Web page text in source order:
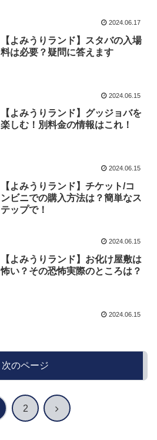
2024.06.17
【よみうりランド】スタバの入場
料は必要？疑問に答えます
2024.06.15
【よみうりランド】グッジョバを
楽しむ！別料金の情報はこれ！
2024.06.15
【よみうりランド】チケット/コ
ンビニでの購入方法は？簡単なス
テップで！
2024.06.15
【よみうりランド】お化け屋敷は
怖い？その恐怖実際のところは？
2024.06.15
次のページ
2 次